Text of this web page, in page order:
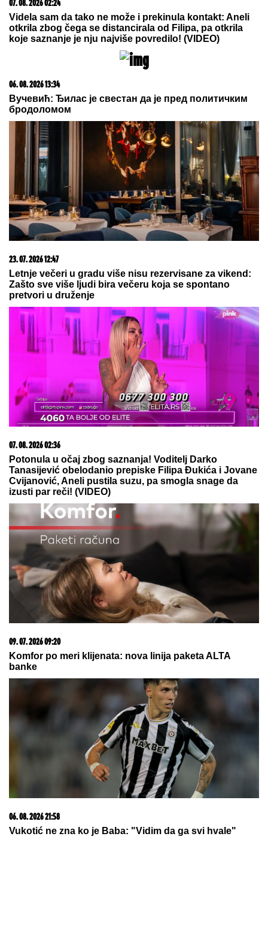
07. 08. 2026 02:24
Videla sam da tako ne može i prekinula kontakt: Aneli
otkrila zbog čega se distancirala od Filipa, pa otkrila
koje saznanje je nju najviše povredilo! (VIDEO)
06. 08. 2026 13:34
Вучевић: Ђилас је свестан да је пред политичким
бродоломом
23. 07. 2026 12:47
Letnje večeri u gradu više nisu rezervisane za vikend:
Zašto sve više ljudi bira večeru koja se spontano
pretvori u druženje
07. 08. 2026 02:36
Potonula u očaj zbog saznanja! Voditelj Darko
Tanasijević obelodanio prepiske Filipa Đukića i Jovane
Cvijanović, Aneli pustila suzu, pa smogla snage da
izusti par reči! (VIDEO)
09. 07. 2026 09:20
Komfor po meri klijenata: nova linija paketa ALTA
banke
06. 08. 2026 21:58
Vukotić ne zna ko je Baba: "Vidim da ga svi hvale"